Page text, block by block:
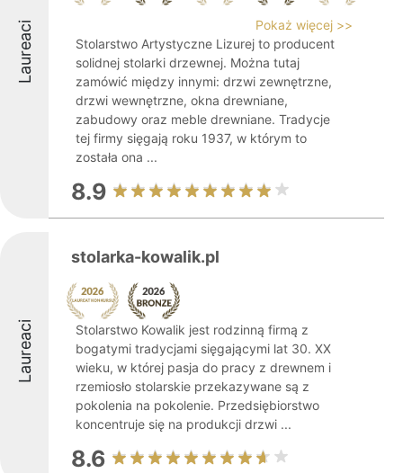
Laureaci
Pokaż więcej >>
Stolarstwo Artystyczne Lizurej to producent
solidnej stolarki drzewnej. Można tutaj
zamówić między innymi: drzwi zewnętrzne,
drzwi wewnętrzne, okna drewniane,
zabudowy oraz meble drewniane. Tradycje
tej firmy sięgają roku 1937, w którym to
została ona ...
8.9
Laureaci
stolarka-kowalik.pl
Stolarstwo Kowalik jest rodzinną firmą z
bogatymi tradycjami sięgającymi lat 30. XX
wieku, w której pasja do pracy z drewnem i
rzemiosło stolarskie przekazywane są z
pokolenia na pokolenie. Przedsiębiorstwo
koncentruje się na produkcji drzwi ...
8.6